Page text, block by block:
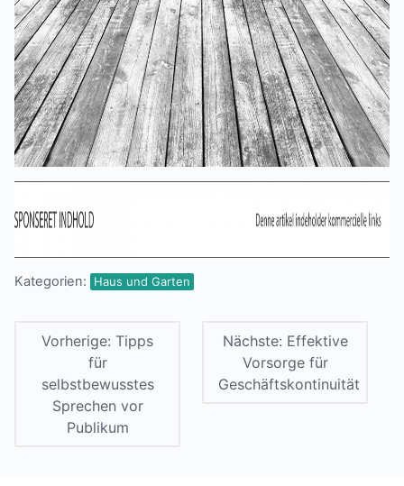
Kategorien: Haus und Garten
Vorherige: Tipps
für
selbstbewusstes
Sprechen vor
Publikum
Nächste: Effektive
Vorsorge für
Geschäftskontinuität